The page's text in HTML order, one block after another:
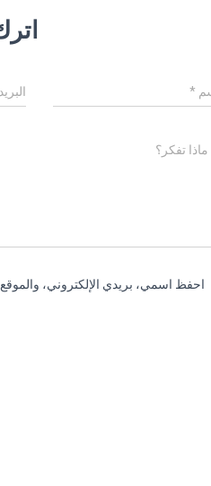
*
تفكر؟
احفظ اسمي، بريدي الإلكتروني،